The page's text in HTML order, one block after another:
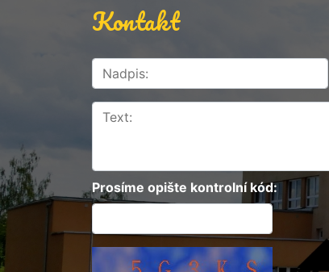
Kontakt
Prosíme opište kontrolní kód: